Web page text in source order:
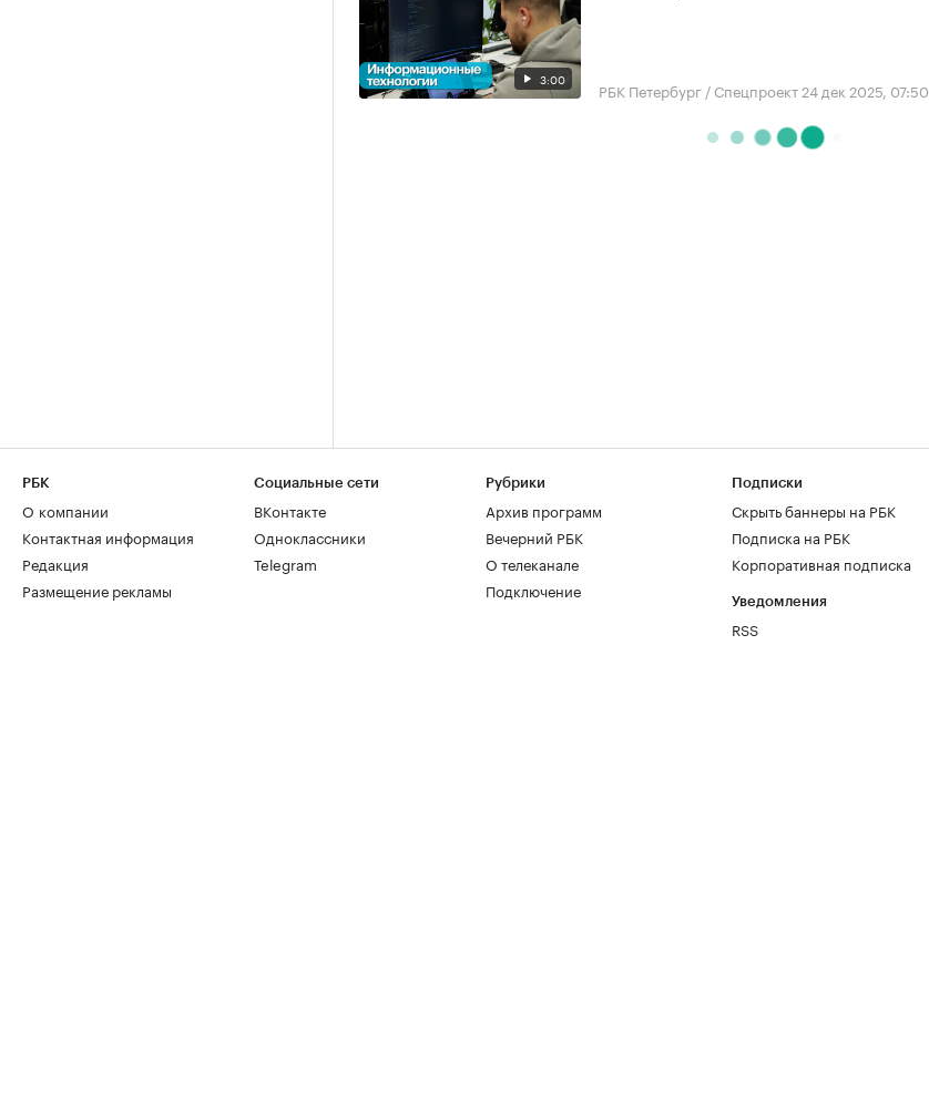
3:00 РБК Петербург / Спецпроект 24 дек 2025, 07:50
РБК
О компании
Контактная информация
Редакция
Размещение рекламы
Социальные сети
ВКонтакте
Одноклассники
Telegram
Рубрики
Архив программ
Вечерний РБК
О телеканале
Подключение
Подписки
Скрыть баннеры на РБК
Подписка на РБК
Корпоративная подписка
Уведомления
RSS